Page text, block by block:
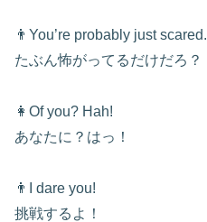
👨You’re probably just scared.
たぶん怖がってるだけだろ？
👩Of you? Hah!
あなたに？はっ！
👨I dare you!
挑戦するよ！